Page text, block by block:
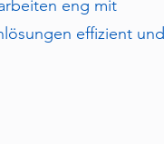
eng mit
effizient und